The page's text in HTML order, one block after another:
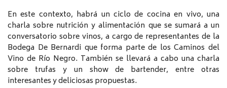
En este contexto, habrá un ciclo de cocina en vivo, una
charla sobre nutrición y alimentación que se sumará a un
conversatorio sobre vinos, a cargo de representantes de la
Bodega De Bernardi que forma parte de los Caminos del
Vino de Río Negro. También se llevará a cabo una charla
sobre trufas y un show de bartender, entre otras
interesantes y deliciosas propuestas.